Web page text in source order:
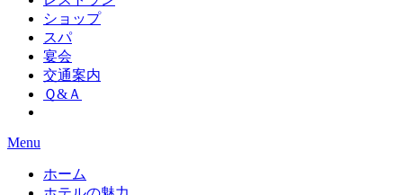
ショップ
スパ
宴会
交通案内
Ｑ&Ａ
Menu
ホーム